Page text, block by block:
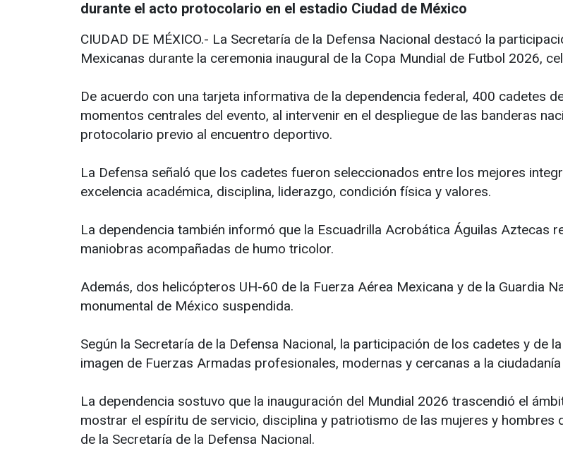
durante el acto protocolario en el estadio Ciudad de México
CIUDAD DE MÉXICO.- La Secretaría de la Defensa Nacional destacó la
Mexicanas durante la ceremonia inaugural de la Copa Mundial de Futbol 2026,
De acuerdo con una tarjeta informativa de la dependencia federal, 400 cadetes
momentos centrales del evento, al intervenir en el despliegue de las banderas
protocolario previo al encuentro deportivo.
La Defensa señaló que los cadetes fueron seleccionados entre los mejores
excelencia académica, disciplina, liderazgo, condición física y valores.
La dependencia también informó que la Escuadrilla Acrobática Águilas Aztecas
maniobras acompañadas de humo tricolor.
Además, dos helicópteros UH-60 de la Fuerza Aérea Mexicana y de la Guardia
monumental de México suspendida.
Según la Secretaría de la Defensa Nacional, la participación de los cadetes y de
imagen de Fuerzas Armadas profesionales, modernas y cercanas a la
La dependencia sostuvo que la inauguración del Mundial 2026 trascendió el
mostrar el espíritu de servicio, disciplina y patriotismo de las mujeres y hombres
de la Secretaría de la Defensa Nacional.